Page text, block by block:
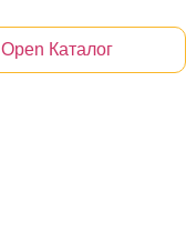
Open Каталог